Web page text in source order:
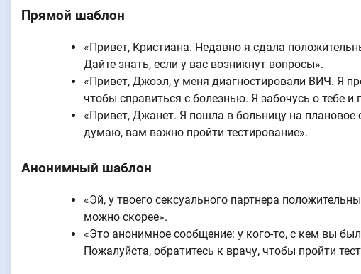
Прямой шаблон
«Привет, Кристиана. Недавно я сдала
Дайте знать, если у вас возникнут вопросы».
«Привет, Джоэл, у меня диагностировали ВИЧ. Я
чтобы справиться с болезнью. Я забочусь о тебе и
«Привет, Джанет. Я пошла в больницу на плановое
думаю, вам важно пройти тестирование».
Анонимный шаблон
«Эй, у твоего сексуального партнера
можно скорее».
«Это анонимное сообщение: у кого-то, с кем вы
Пожалуйста, обратитесь к врачу, чтобы пройти